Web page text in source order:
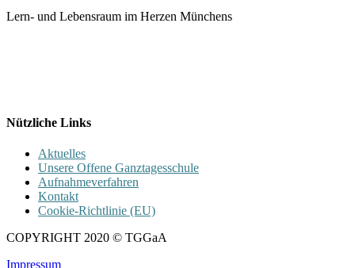
Lern- und Lebensraum im Herzen Münchens
Nützliche Links
Aktuelles
Unsere Offene Ganztagesschule
Aufnahmeverfahren
Kontakt
Cookie-Richtlinie (EU)
COPYRIGHT 2020 © TGGaA
Impressum